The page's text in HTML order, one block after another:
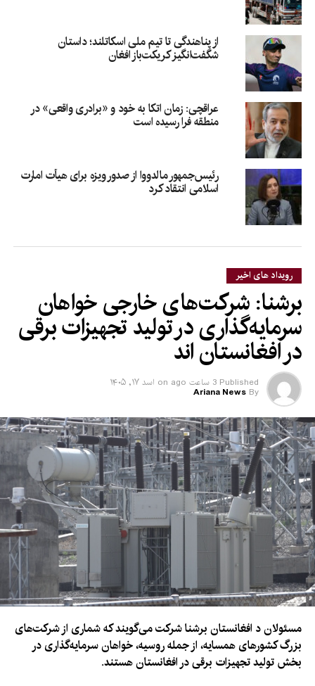
از پناهندگی تا تیم ملی اسکاتلند؛ داستان
شگفت‌انگیز کریکت‌باز افغان
عراقچی: زمان اتکا به خود و «برادری واقعی» در
منطقه فرا رسیده است
رئیس‌جمهور مالدووا از صدور ویزه برای هیأت امارت
اسلامی انتقاد کرد
رویداد های اخیر
برشنا: شرکت‌های خارجی خواهان
سرمایه‌گذاری در تولید تجهیزات برقی
در افغانستان‌ اند
Published 3 ساعت ago on اسد ۱۷, ۱۴۰۵
By
Ariana News
مسئولان د افغانستان برشنا شرکت می‌گویند که شماری از شرکت‌های
بزرگ کشورهای همسایه، از جمله روسیه، خواهان سرمایه‌گذاری در
بخش تولید تجهیزات برقی در افغانستان هستند.